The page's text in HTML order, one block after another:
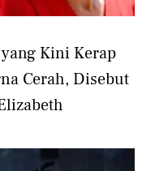
Kini Kerap
Cerah, Disebut